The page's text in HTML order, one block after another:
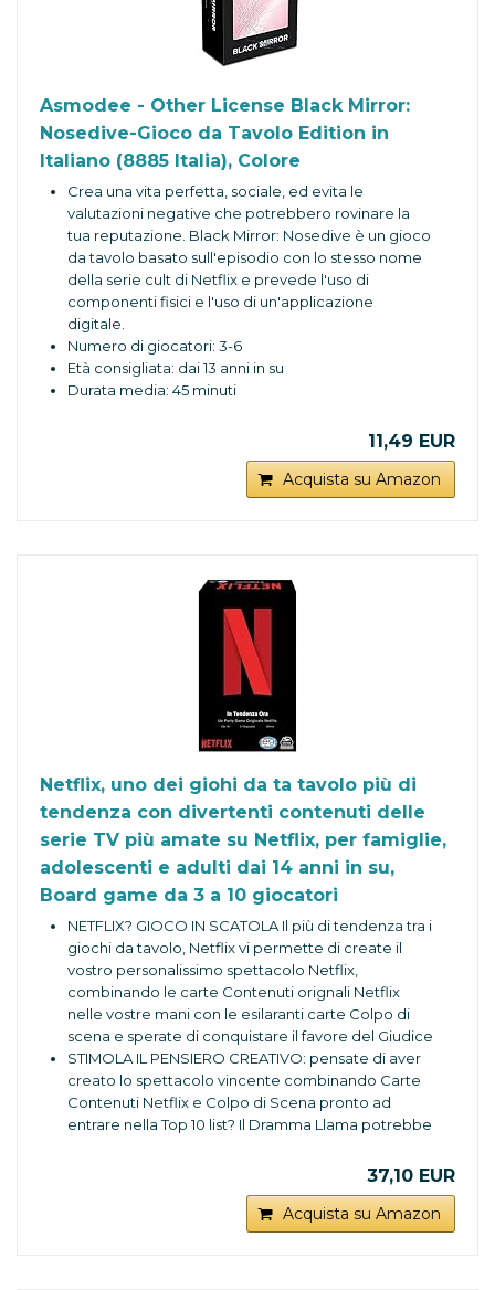
Asmodee - Other License Black Mirror:
Nosedive-Gioco da Tavolo Edition in
Italiano (8885 Italia), Colore
Crea una vita perfetta, sociale, ed evita le
valutazioni negative che potrebbero rovinare la
tua reputazione. Black Mirror: Nosedive è un gioco
da tavolo basato sull'episodio con lo stesso nome
della serie cult di Netflix e prevede l'uso di
componenti fisici e l'uso di un'applicazione
digitale.
Numero di giocatori: 3-6
Età consigliata: dai 13 anni in su
Durata media: 45 minuti
11,49 EUR
Acquista su Amazon
Netflix, uno dei giohi da ta tavolo più di
tendenza con divertenti contenuti delle
serie TV più amate su Netflix, per famiglie,
adolescenti e adulti dai 14 anni in su,
Board game da 3 a 10 giocatori
NETFLIX? GIOCO IN SCATOLA Il più di tendenza tra i
giochi da tavolo, Netflix vi permette di create il
vostro personalissimo spettacolo Netflix,
combinando le carte Contenuti orignali Netflix
nelle vostre mani con le esilaranti carte Colpo di
scena e sperate di conquistare il favore del Giudice
STIMOLA IL PENSIERO CREATIVO: pensate di aver
creato lo spettacolo vincente combinando Carte
Contenuti Netflix e Colpo di Scena pronto ad
entrare nella Top 10 list? Il Dramma Llama potrebbe
gioco in scatola che permette di allenare la
creatività. Board game da 3 a 10 giocatori, dai 14
anni in su. Durata di una partita ca 20 min
Un Gioco irresistibile: con oltre 20.000 possibili
37,10 EUR
Acquista su Amazon